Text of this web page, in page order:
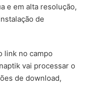
e em alta resolução,
de
link no campo
vai processar o
de download,